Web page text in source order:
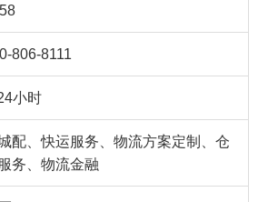
806-8111
小时
配、快运服务、物流方案定制、仓
服务、物流金融